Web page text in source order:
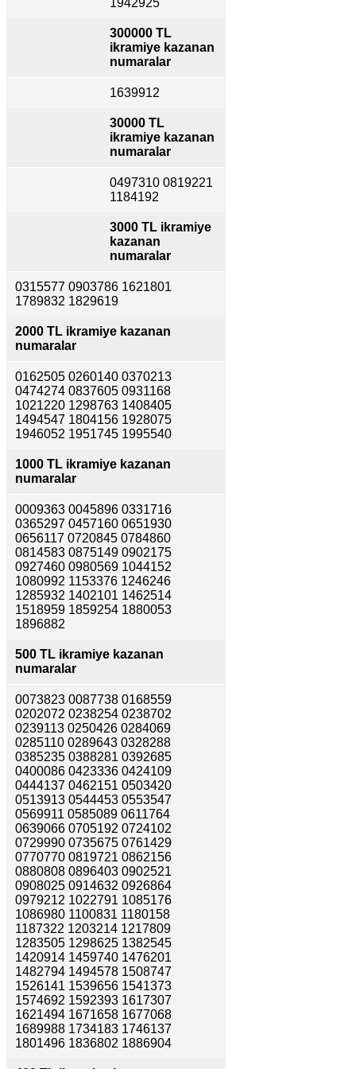
1942925
300000 TL
ikramiye kazanan
numaralar
1639912
30000 TL
ikramiye kazanan
numaralar
0497310 0819221
1184192
3000 TL ikramiye
kazanan
numaralar
0315577 0903786 1621801
1789832 1829619
2000 TL ikramiye kazanan
numaralar
0162505 0260140 0370213
0474274 0837605 0931168
1021220 1298763 1408405
1494547 1804156 1928075
1946052 1951745 1995540
1000 TL ikramiye kazanan
numaralar
0009363 0045896 0331716
0365297 0457160 0651930
0656117 0720845 0784860
0814583 0875149 0902175
0927460 0980569 1044152
1080992 1153376 1246246
1285932 1402101 1462514
1518959 1859254 1880053
1896882
500 TL ikramiye kazanan
numaralar
0073823 0087738 0168559
0202072 0238254 0238702
0239113 0250426 0284069
0285110 0289643 0328288
0385235 0388281 0392685
0400086 0423336 0424109
0444137 0462151 0503420
0513913 0544453 0553547
0569911 0585089 0611764
0639066 0705192 0724102
0729990 0735675 0761429
0770770 0819721 0862156
0880808 0896403 0902521
0908025 0914632 0926864
0979212 1022791 1085176
1086980 1100831 1180158
1187322 1203214 1217809
1283505 1298625 1382545
1420914 1459740 1476201
1482794 1494578 1508747
1526141 1539656 1541373
1574692 1592393 1617307
1621494 1671658 1677068
1689988 1734183 1746137
1801496 1836802 1886904